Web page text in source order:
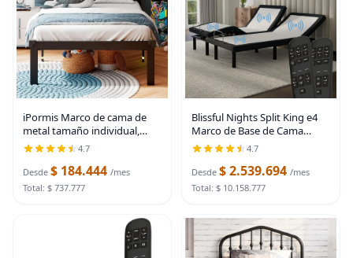
iPormis Marco de cama de
metal tamaño individual,
marco de cama de
plataforma de piel sintética
con cabecero copetudo con
botones, espacio debajo de
4.7
Desde $ 184.444 /mes
Total: $ 737.777
Blissful Nights Split King e4
Marco de Base de Cama
Ajustable con Gravedad Cero,
Masaje, Anti-Ronquidos,
Carga USB Dual, Luz
Nocturna Debajo de la
4.7
Desde $ 2.539.694 /mes
Total: $ 10.158.777